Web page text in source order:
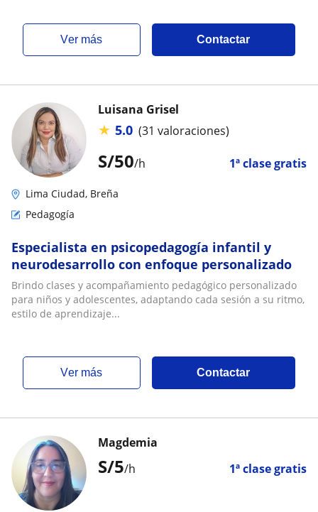
ver más Contactar
S/50/h 1ª clase gratis
Luisana Grisel
★ 5.0 (31 valoraciones)
Lima Ciudad, Breña
Pedagogía
Especialista en psicopedagogía infantil y
neurodesarrollo con enfoque personalizado
Brindo clases y acompañamiento pedagógico personalizado
para niños y adolescentes, adaptando cada sesión a su ritmo,
estilo de aprendizaje...
ver más Contactar
S/5/h 1ª clase gratis
Magdemia